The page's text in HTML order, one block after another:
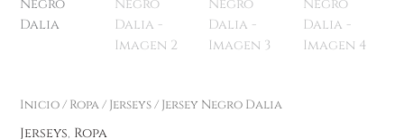
Inicio/ Ropa/ Jerseys/ Jersey Negro Dalia
Jerseys, Ropa